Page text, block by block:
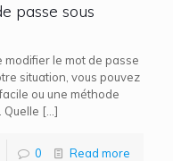
passe sous
le mot de passe
situation, vous pouvez
ou une méthode
Quelle […]
0 Read more